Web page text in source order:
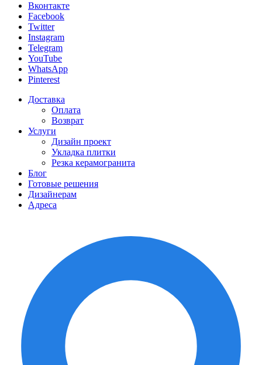
Вконтакте
Facebook
Twitter
Instagram
Telegram
YouTube
WhatsApp
Pinterest
Доставка
Оплата
Возврат
Услуги
Дизайн проект
Укладка плитки
Резка керамогранита
Блог
Готовые решения
Дизайнерам
Адреса